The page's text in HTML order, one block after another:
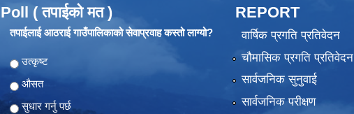
Poll ( तपाईको मत )
तपाईलाई आठराई गाउँपालिकाको सेवाप्रवाह कस्तो लाग्यो?
Choices
उत्कृष्ट
औसत
सुधार गर्नु पर्छ
REPORT
वार्षिक प्रगति प्रतिवेदन
चौमासिक प्रगति प्रतिवेदन
सार्वजनिक सुनुवाई
सार्वजनिक परीक्षण